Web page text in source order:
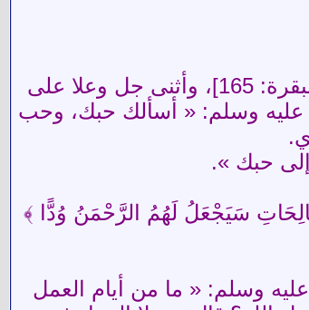
محبة الله جل وعلا أمنية الصالحين، وقد وصف الله أهل الإيمان بقوله: ﴿ وَالَّذِينَ آمَنُوا أَشَدُّ حُبًّا لِلَّهِ ﴾ [البقرة: 165]، وأثنى جل وعلا على
54] وكان من دعاء النبي صَلَّ الله عليه وسلم: « أسألك حبك، وحب
حبك ».
سَيَجْعَلُ لَهُمُ الرَّحْمَنُ وُدًّا ﴾
وسلم: « ما من أيام العمل